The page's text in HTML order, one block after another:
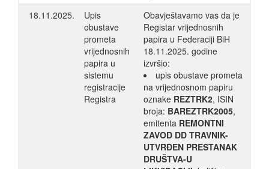
18.11.2025.
Upis
obustave
prometa
vrijednosnih
papira u
sistemu
registracije
Registra
Obavještavamo vas da je
Registar vrijednosnih
papira u Federaciji BiH
18.11.2025. godine
izvršio:
upis obustave prometa
na vrijednosnom papiru
oznake REZTRK2, ISIN
broja: BAREZTRK2005,
emitenta REMONTNI
ZAVOD DD TRAVNIK-
UTVRĐEN PRESTANAK
DRUŠTVA-U